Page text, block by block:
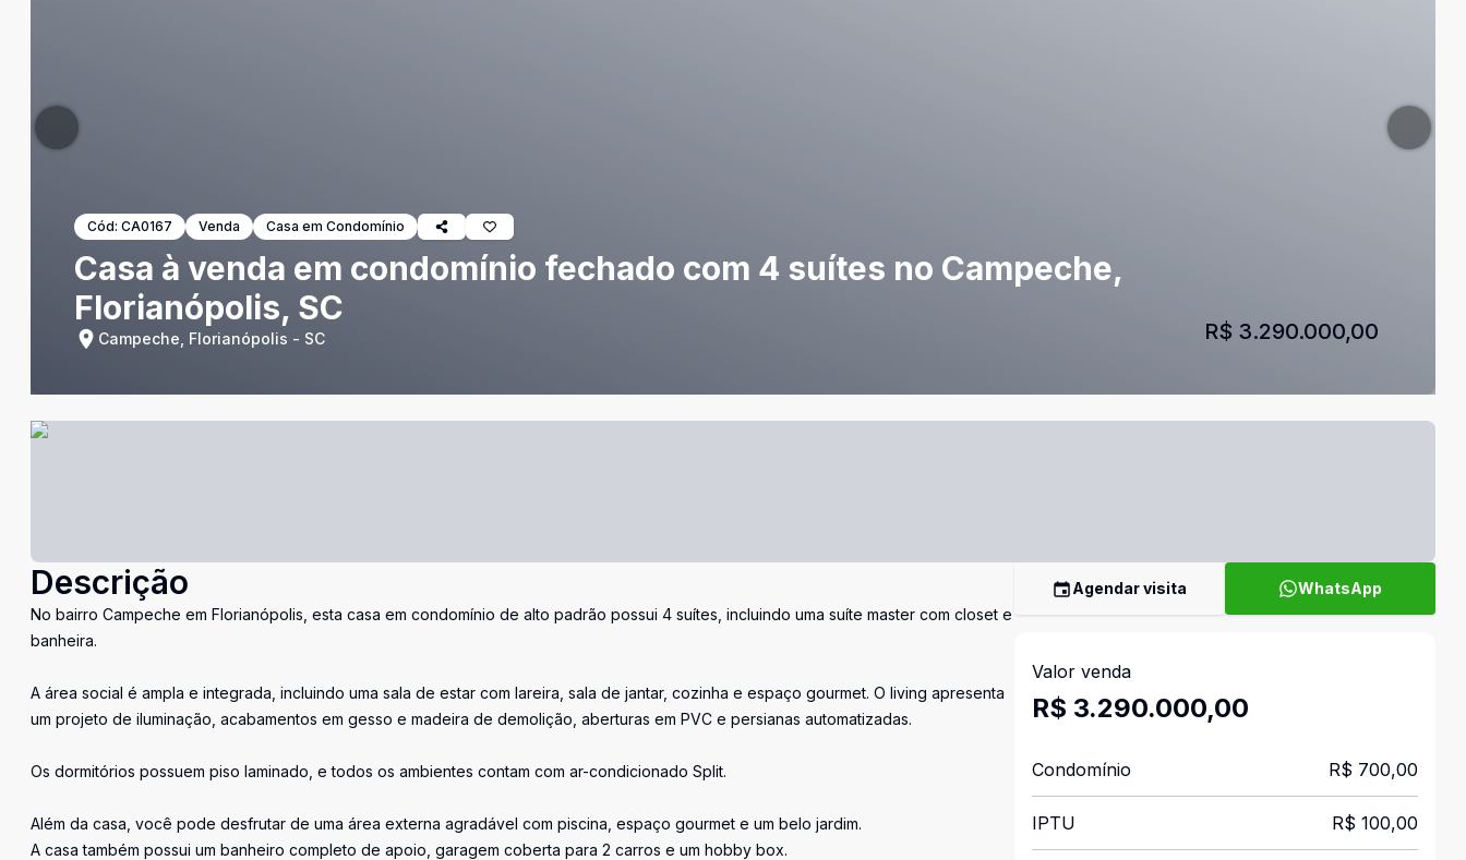
Cód: CA0167 Venda Casa em Condomínio
Casa à venda em condomínio fechado com 4 suítes no Campeche,
Florianópolis, SC
Campeche, Florianópolis - SC R$ 3.290.000,00
Descrição
No bairro Campeche em Florianópolis, esta casa em condomínio de alto padrão possui 4 suítes, incluindo uma suíte master com closet e
banheira.
A área social é ampla e integrada, incluindo uma sala de estar com lareira, sala de jantar, cozinha e espaço gourmet. O living apresenta
um projeto de iluminação, acabamentos em gesso e madeira de demolição, aberturas em PVC e persianas automatizadas.
Os dormitórios possuem piso laminado, e todos os ambientes contam com ar-condicionado Split.
Além da casa, você pode desfrutar de uma área externa agradável com piscina, espaço gourmet e um belo jardim.
A casa também possui um banheiro completo de apoio, garagem coberta para 2 carros e um hobby box.
Agendar visita WhatsApp
Valor venda
R$ 3.290.000,00
Condomínio R$ 700,00
IPTU R$ 100,00